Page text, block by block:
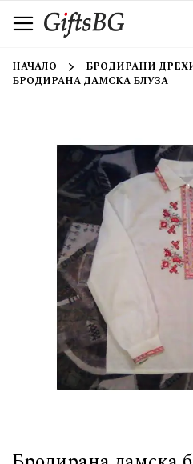
към
съдържанието
НАЧАЛО
БРОДИРАНИ
БРОДИРАНА ДАМСКА БЛУЗА